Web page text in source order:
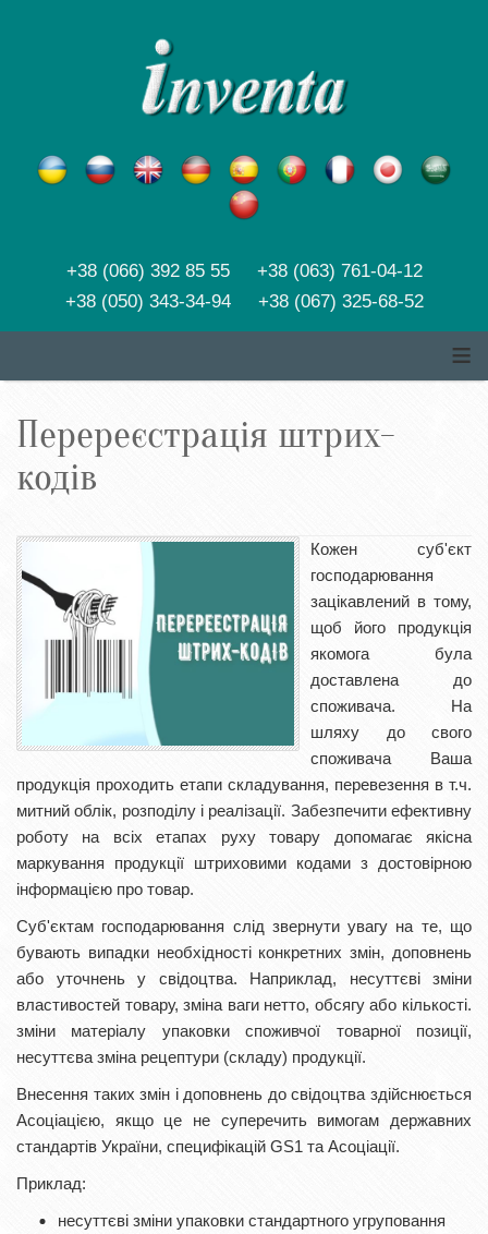
+38 (066) 392 85 55 +38 (063) 761-04-12
+38 (050) 343-34-94 +38 (067) 325-68-52
≡
Перереєстрація штрих-
кодів
Кожен суб'єкт
господарювання
зацікавлений в тому,
щоб його продукція
якомога була
доставлена ​​до
споживача. На
шляху до свого
споживача Ваша
продукція проходить етапи складування, перевезення в т.ч.
митний облік, розподілу і реалізації. Забезпечити ефективну
роботу на всіх етапах руху товару допомагає якісна
маркування продукції штриховими кодами з достовірною
інформацією про товар.
Суб'єктам господарювання слід звернути увагу на те, що
бувають випадки необхідності конкретних змін, доповнень
або уточнень у свідоцтва. Наприклад, несуттєві зміни
властивостей товару, зміна ваги нетто, обсягу або кількості.
зміни матеріалу упаковки споживчої товарної позиції,
несуттєва зміна рецептури (складу) продукції.
Внесення таких змін і доповнень до свідоцтва здійснюється
Асоціацією, якщо це не суперечить вимогам державних
стандартів України, специфікацій GS1 та Асоціації.
Приклад:
несуттєві зміни упаковки стандартного угруповання